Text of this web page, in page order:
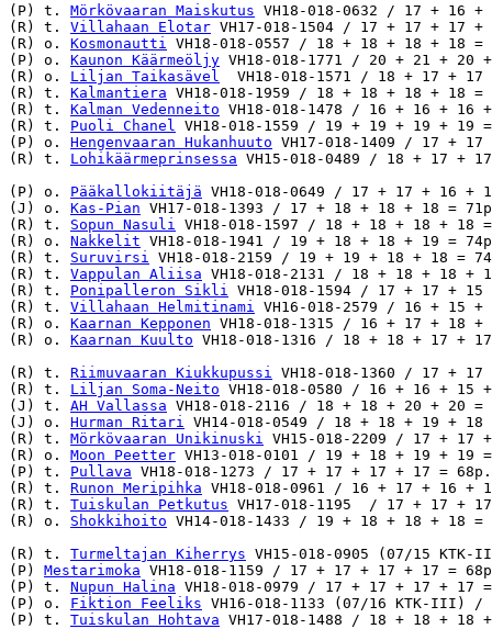
(P) t. Mörkövaaran Maiskutus VH18-018-0632 / 17 + 16
(R) t. Villahaan Elotar VH17-018-1504 / 17 + 17 + 17
(R) o. Kosmonautti
VH18-018-0557 / 18 + 18 + 18 + 18
(P) o. Kaunon Käärmeöljy VH18-018-1771 / 20 + 21 + 20
(R) o. Liljan Taikasävel
VH18-018-1571 / 18 + 17 + 17
(R) t. Kalmantiera VH18-018-1959 / 18 + 18 + 18 + 18
(R) t. Kalman Vedenneito VH18-018-1478 / 16 + 16 + 16
(R) t. Puoli Chanel
VH18-018-1559 / 19 + 19 + 19 + 19
(P) o. Hengenvaaran Hukanhuuto VH17-018-1409 / 17 +
(R) t. Lohikäärmeprinsessa VH15-018-0489 / 18 + 17 +
(P) o. Pääkallokiitäjä VH18-018-0649 / 17 + 17 + 16 +
(J) o. Kas-Pian VH17-018-1393 / 17 + 18 + 18 + 18 =
(R) t. Sopun Nasuli
VH18-018-1597 / 18 + 18 + 18 + 18
(R) o. Nakkelit VH18-018-1941 / 19 + 18 + 18 + 19 =
(R) t. Suruvirsi
VH18-018-2159 / 19 + 19 + 18 + 18 =
(R) t. Vappulan Aliisa VH18-018-2131 / 18 + 18 + 18 +
(R) t. Ponipalleron Sikli
VH18-018-1594 / 17 + 17 +
(R) t. Villahaan Helmitinami
VH16-018-2579 / 16 + 15
(R) o. Kaarnan Kepponen VH18-018-1315 / 16 + 17 + 18
(R) o. Kaarnan Kuulto VH18-018-1316 / 18 + 18 + 17 +
(R) t. Riimuvaaran Kiukkupussi
VH18-018-1360 / 17 +
(R) t. Liljan Soma-Neito VH18-018-0580 / 16 + 16 + 15
(J) t. AH Vallassa VH18-018-2116 / 18 + 18 + 20 + 20
(J) o. Hurman Ritari
VH14-018-0549 / 18 + 18 + 19 +
(R) t. Mörkövaaran Unikinuski
VH15-018-2209 / 17 +
(R) o. Moon Peetter VH13-018-0101 / 19 + 18 + 19 + 19
(P) t. Pullava VH18-018-1273 / 17 + 17 + 17 + 17 =
(R) t. Runon Meripihka VH18-018-0961 / 16 + 17 + 16 +
(R) t. Tuiskulan Petkutus VH17-018-1195  / 17 + 17 +
(R) o. Shokkihoito VH14-018-1433 / 19 + 18 + 18 + 18
(R) t. Turmeltajan Kiherrys VH15-018-0905 (07/15
(P) Mestarimoka VH18-018-1159 / 17 + 17 + 17 + 17 =
(P) t. Nupun Halina VH18-018-0979 / 17 + 17 + 17 + 17
(P) o. Fiktion Feeliks VH16-018-1133 (07/16 KTK-III)
(P) t. Tuiskulan Hohtava VH17-018-1488 / 18 + 18 + 18